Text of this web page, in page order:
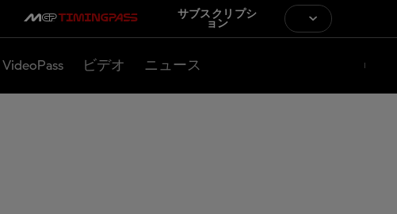
サブスクリプシ
ョン
VideoPass ビデオ ニュース